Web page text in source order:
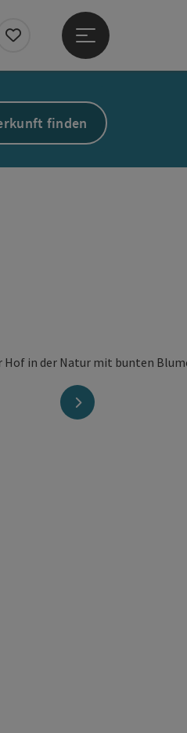
Wetter Linz, sonnig
Merkzettel
Hauptmenü öffnen
finden
nächstes Element